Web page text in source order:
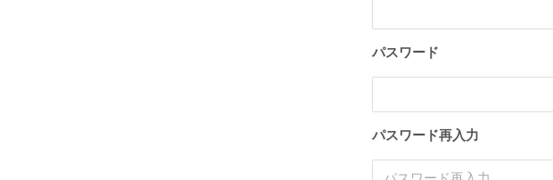
パスワード
パスワード再入力